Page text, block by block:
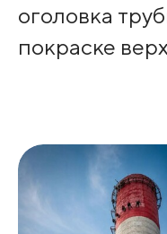
оголовка
покраске